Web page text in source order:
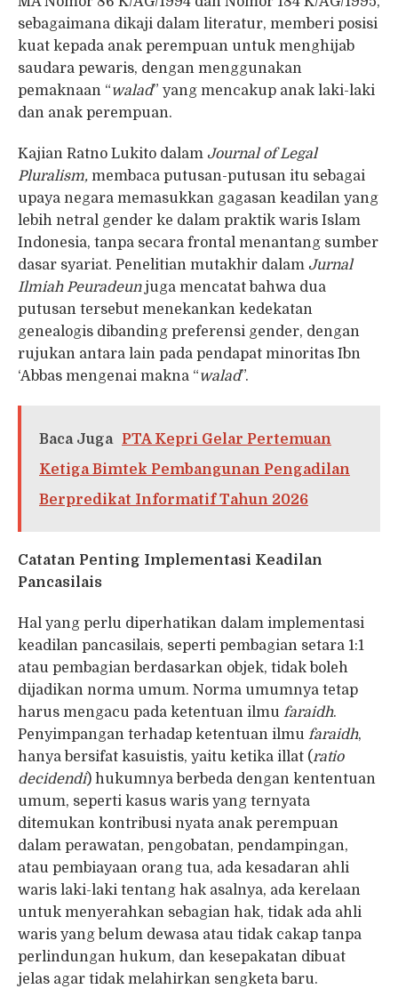
sebagaimana dikaji dalam literatur, memberi posisi
kuat kepada anak perempuan untuk menghijab
saudara pewaris, dengan menggunakan
pemaknaan “walad” yang mencakup anak laki-laki
dan anak perempuan.
Kajian Ratno Lukito dalam Journal of Legal
Pluralism, membaca putusan-putusan itu sebagai
upaya negara memasukkan gagasan keadilan yang
lebih netral gender ke dalam praktik waris Islam
Indonesia, tanpa secara frontal menantang sumber
dasar syariat. Penelitian mutakhir dalam Jurnal
Ilmiah Peuradeunjuga mencatat bahwa dua
putusan tersebut menekankan kedekatan
genealogis dibanding preferensi gender, dengan
rujukan antara lain pada pendapat minoritas Ibn
‘Abbas mengenai makna “walad”.
Baca Juga
PTA Kepri Gelar Pertemuan
Ketiga Bimtek Pembangunan Pengadilan
Berpredikat Informatif Tahun 2026
Catatan Penting Implementasi Keadilan
Pancasilais
Hal yang perlu diperhatikan dalam implementasi
keadilan pancasilais, seperti pembagian setara 1:1
atau pembagian berdasarkan objek, tidak boleh
dijadikan norma umum. Norma umumnya tetap
harus mengacu pada ketentuan ilmu faraidh.
Penyimpangan terhadap ketentuan ilmu faraidh,
hanya bersifat kasuistis, yaitu ketika illat (ratio
decidendi) hukumnya berbeda dengan kententuan
umum, seperti kasus waris yang ternyata
ditemukan kontribusi nyata anak perempuan
dalam perawatan, pengobatan, pendampingan,
atau pembiayaan orang tua, ada kesadaran ahli
waris laki-laki tentang hak asalnya, ada kerelaan
untuk menyerahkan sebagian hak, tidak ada ahli
waris yang belum dewasa atau tidak cakap tanpa
perlindungan hukum, dan kesepakatan dibuat
jelas agar tidak melahirkan sengketa baru.